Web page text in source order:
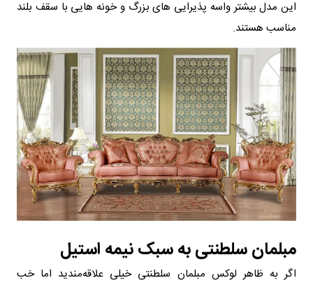
این مدل بیشتر واسه پذیرایی های بزرگ و خونه هایی با سقف بلند
مناسب هستند.
مبلمان سلطنتی به سبک نیمه استیل
اگر به ظاهر لوکس مبلمان سلطنتی خیلی علاقه‌مندید اما خب